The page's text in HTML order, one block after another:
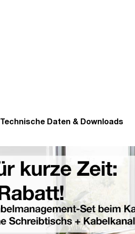
Technische Daten & Downloads